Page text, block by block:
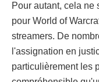
Pour autant, cela ne
pour World of
streamers. De
l'assignation en
particulièrement les